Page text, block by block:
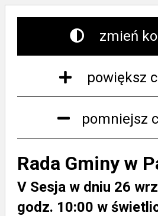
zmień
powiększ
pomniejsz
Rada Gminy w
V Sesja w dniu 26
godz. 10:00 w